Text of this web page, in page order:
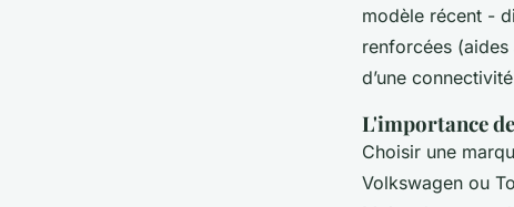
modèle récent -
renforcées
d’une
L'importance
Choisir une
Volkswagen ou